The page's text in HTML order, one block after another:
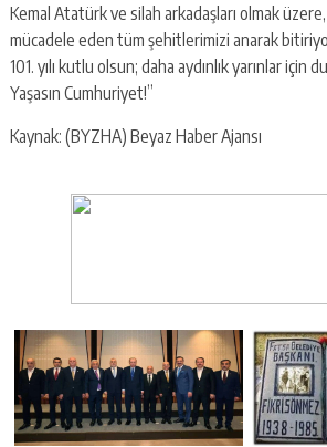
Kemal Atatürk ve silah arkadaşları olmak üzere,
mücadele eden tüm şehitlerimizi anarak
101. yılı kutlu olsun; daha aydınlık yarınlar için
Yaşasın Cumhuriyet!”
Kaynak: (BYZHA) Beyaz Haber Ajansı